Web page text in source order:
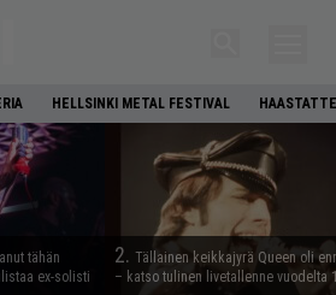
HELLSINKI METAL FESTIVAL
tähän
ex-solisti
2. Tällainen keikkajyrä Queen oli
– katso tulinen livetallenne vuodelta